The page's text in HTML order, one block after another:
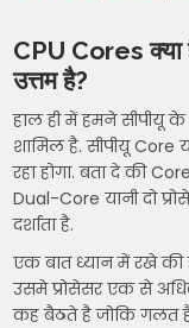
CPU Cores क्या
उत्तम है?
हाल ही में हमने सीपीयू
शामिल है. सीपीयू
रहा होगा. बता दे की
Dual-Core यानी दो
दर्शाता है.
एक बात ध्यान में रखे की
उसमे प्रोसेसर एक से
कह बैठते है जोकि गलत